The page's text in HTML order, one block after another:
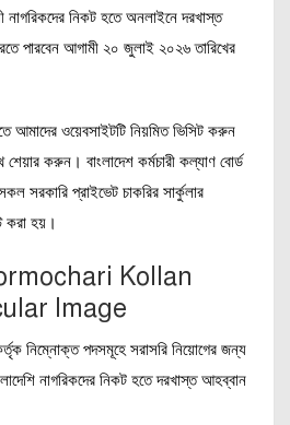
নাগরিকদের নিকট হতে অনলাইনে দরখাস্ত
পারবেন আগামী ২০ জুলাই ২০২৬ তারিখের
আমাদের ওয়েবসাইটটি নিয়মিত ভিসিট করুন
করুন। বাংলাদেশ কর্মচারী কল্যাণ বোর্ড
সরকারি প্রাইভেট চাকরির সার্কুলার
করা হয়।
Kollan
Image
কর্তৃক নিম্নোক্ত পদসমূহে সরাসরি নিয়োগের জন্য
নাগরিকদের নিকট হতে দরখাস্ত আহব্বান